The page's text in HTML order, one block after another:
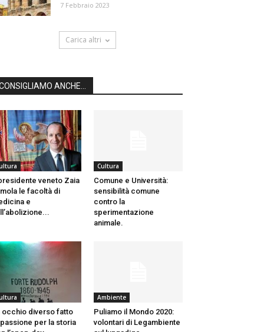
7 Febbraio 2023
Carica altri
ANCHE...
veneto Zaia
le facoltà di
e
Cultura
Comune e Università:
sensibilità comune
contro la
sperimentazione
animale.
occhio diverso fatto
per la storia
Ambiente
Puliamo il Mondo 2020:
volontari di Legambiente